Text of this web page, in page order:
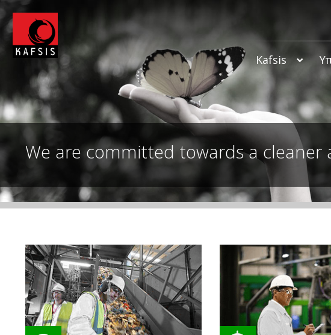
Kafsis
We are committed towards a